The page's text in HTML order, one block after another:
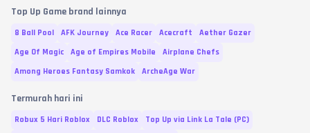
Top Up Game brand lainnya
8 Ball Pool AFK Journey Ace Racer Acecraft
Aether Gazer
Age Of Magic
Age of Empires Mobile
Airplane Chefs
Among Heroes Fantasy Samkok
ArcheAge War
Termurah hari ini
Robux 5 Hari Roblox DLC Roblox
Top Up via Link La Tale (PC)